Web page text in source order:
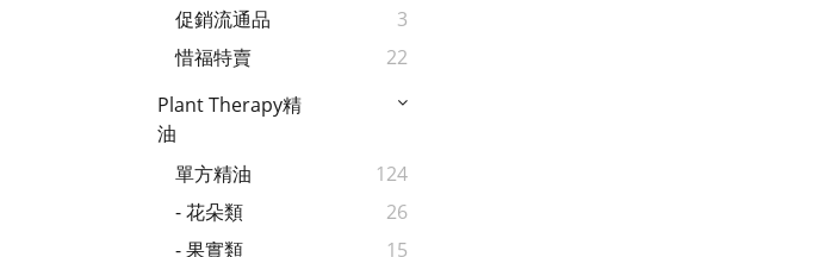
促銷流通品
3
惜福特賣
22
Plant Therapy精
油
單方精油
124
- 花朵類
26
- 果實類
15